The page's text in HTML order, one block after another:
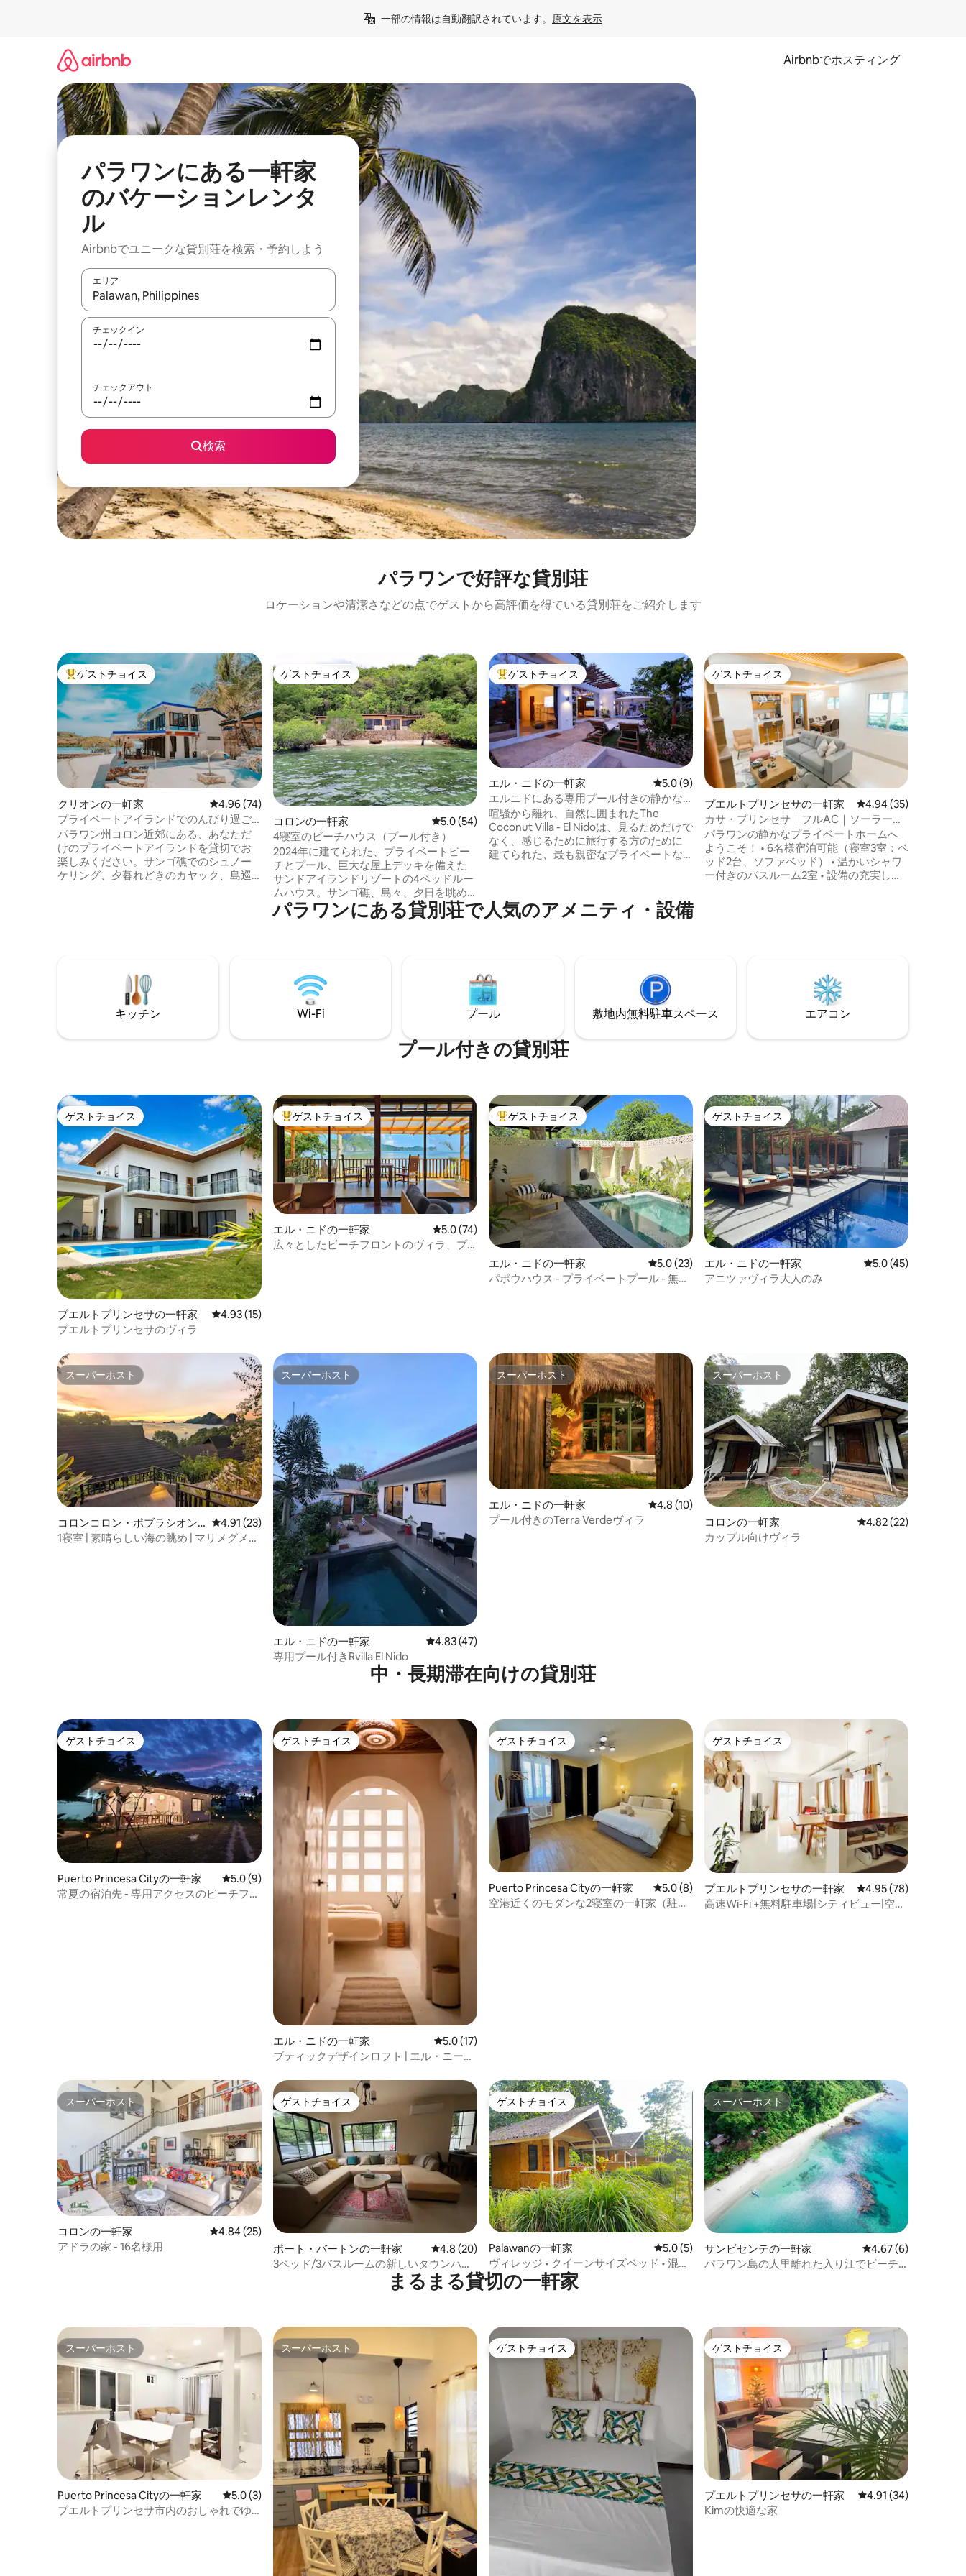
一部の情報は自動翻訳されています。 原文を表示
Airbnbでホスティング
パラワンにある一軒家
のバケーションレンタ
ル
Airbnbでユニークな貸別荘を検索・予約しよう
エリア
検索結果が表示されたら、上下の矢印キーを使って移動するか、画面をタッチまたはスワイプして検索結果を確認することができます。
チェックイン
チェックアウト
検索
パラワンで好評な貸別荘
ロケーションや清潔さなどの点でゲストから高評価を得ている貸別荘をご紹介します
大好評のゲストチョイスです。
ゲストチョイス
クリオンの一軒家 レビュー74件、5つ星中4.96つ星の平均評価
4.96 (74)
プライベートアイランドでのんびり過ご
そう～コロン～ビーチ～カヤック
パラワン州コロン近郊にある、あなただ
けのプライベートアイランドを貸切でお
楽しみください。サンゴ礁でのシュノー
ケリング、夕暮れどきのカヤック、島巡
屋外ダイニングハットの✔無料利用 ✔ リ
ビングエリア、フルキッチン ✔ 展望デッ
ングとスキューバダイビングを手配でき
ています。
ゲストチョイス
ゲストチョイス
コロンの一軒家 レビュー54件、5つ星中5.0つ星の平均評価
5.0 (54)
4寝室のビーチハウス（プール付き）
2024年に建てられた、プライベートビー
チとプール、巨大な屋上デッキを備えた
サンドアイランドリゾートの4ベッドルー
ムハウス。サンゴ礁、島々、夕日を眺め
ることができます。 アイランドホッピン
グ、スキューバダイビング、カヤック、
自身でお料理いただくことも可能です。
すべて太陽光発電。プールは海水です。4
つの寝室と、ソファベッド2台、テレビ、
キッチン、ダイニングテーブル2台を備え
た広い共用ルームで、最大20人のゲスト
が宿泊できます。
大好評のゲストチョイスです。
ゲストチョイス
エル・ニドの一軒家 レビュー9件、5つ星中5.0つ星の平均評価
5.0 (9)
エルニドにある専用プール付きの静かな
ヴィラ
喧騒から離れ、自然に囲まれたThe
Coconut Villa - El Nidoは、見るためだけで
なく、感じるために旅行する方のために
建てられた、最も親密なプライベートな
けが存在します。 鳥のさえずりに目覚め
ましょう。ご到着時には、プールサイド
ラは、ゆっくりとした美しい息吹と、島
での物語が本当に始まる空間を提供しま
す。
ゲストチョイス
ゲストチョイス
プエルトプリンセサの一軒家 レビュー35件、5つ星
4.94 (35)
カサ・プリンセサ｜フルAC｜ソーラー｜
Wi-Fi｜駐車スペース
パラワンの静かなプライベートホームへ
ようこそ！ • 6名様宿泊可能（寝室3室：ベ
ッド2台、ソファベッド） • 温かいシャワ
ー付きのバスルーム2室 • 設備の充実した
＆ナグタボンビーチまで車で30分） • 有名
な地下河川（車で90分）
パラワンにある貸別荘で人気のアメニティ・設備
キッチン Wi-Fi プール 敷地内無料駐⁠車ス⁠ペ⁠ー⁠ス エアコン
プール付きの貸別荘
ゲストチョイス
ゲストチョイス
プエルトプリンセサの一軒家 レビュー15件、5つ星中4.93つ星の平均評価
4.93 (15)
プエルトプリンセサのヴィラ
大好評のゲストチョイスです。
ゲストチョイス
エル・ニドの一軒家 レビュー74件、5つ星中5.0つ星の平均評価
5.0 (74)
広々としたビーチフロントのヴィラ、プ
大好評のゲストチョイスです。
ゲストチョイス
エル・ニドの一軒家 レビュー23件、5つ星中5.0つ星の平均評価
5.0 (23)
パポウハウス - プライベートプール - 無料
ゲストチョイス
ゲストチョイス
エル・ニドの一軒家 レビュー45件、5つ
5.0 (45)
アニツァヴィラ大人のみ
スーパーホスト
スーパーホスト
コロンコロン・ポブラシオン
の一軒家
レビュー23件、5つ星中4.91つ星の平均評価
4.91 (23)
1寝室 | 素晴らしい海の眺め | マリメグメグ
スーパーホスト
スーパーホスト
エル・ニドの一軒家 レビュー47件、5つ星中4.83つ星の平均評価
4.83 (47)
専用プール付きRvilla El Nido
スーパーホスト
スーパーホスト
エル・ニドの一軒家 レビュー10件、5つ星中4.8つ星の平均評価
4.8 (10)
プール付きのTerra Verdeヴィラ
スーパーホスト
スーパーホスト
コロンの一軒家 レビュー22件、5つ
4.82 (22)
カップル向けヴィラ
中・長期滞在向けの貸別荘
ゲストチョイス
ゲストチョイス
Puerto Princesa Cityの一軒家 レビュー9件、5つ星中5.0つ星の平均評価
5.0 (9)
常夏の宿泊先 - 専用アクセスのビーチフロ
ゲストチョイス
ゲストチョイス
エル・ニドの一軒家 レビュー17件、5つ星中5.0つ星の平均評価
5.0 (17)
ブティックデザインロフト | エル・ニー
ゲストチョイス
ゲストチョイス
Puerto Princesa Cityの一軒家 レビュー8件、5つ星中5.0つ星の平均評価
5.0 (8)
空港近くのモダンな2寝室の一軒家（駐車
ゲストチョイス
ゲストチョイス
プエルトプリンセサの一軒家 レビュー78件、5つ星
4.95 (78)
高速Wi-Fi +無料駐車場|シティビュー|空
スーパーホスト
スーパーホスト
コロンの一軒家 レビュー25件、5つ星中4.84つ星の平均評価
4.84 (25)
アドラの家 - 16名様用
ゲストチョイス
ゲストチョイス
ポート・バートンの一軒家 レビュー20件、5つ星中4.8つ星の平均評価
4.8 (20)
3ベッド/3バスルームの新しいタウンハウ
ス、ポートバートンにあります
ゲストチョイス
ゲストチョイス
Palawanの一軒家 レビュー5件、5つ星中5.0つ星の平均評価
5.0 (5)
ヴィレッジ • クイーンサイズベッド • 混雑
したコロンタウンからの脱出
スーパーホスト
スーパーホスト
サンビセンテの一軒家 レビュー6件、5つ星
4.67 (6)
パラワン島の人里離れた入り江でビーチ
まるまる貸切の一軒家
スーパーホスト
スーパーホスト
Puerto Princesa Cityの一軒家 レビュー3件、5つ星中5.0つ星の平均評価
5.0 (3)
プエルトプリンセサ市内のおしゃれでゆ
スーパーホスト
スーパーホスト ゲストチョイス
ゲストチョイス ゲストチョイス
ゲストチョイス
プエルトプリンセサの一軒家 レビュー34件、5つ
4.91 (34)
Kimの快適な家